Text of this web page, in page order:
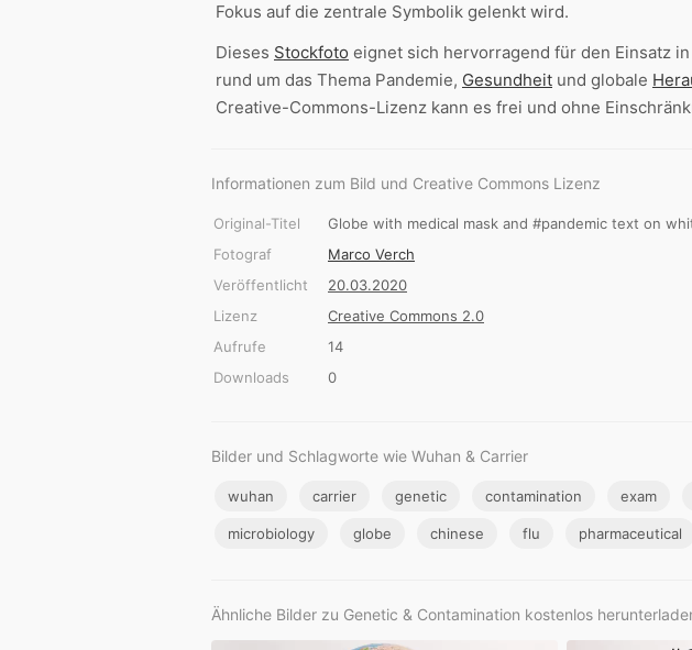
Fokus auf die zentrale Symbolik gelenkt wird.
Dieses Stockfoto eignet sich hervorragend für den Einsatz
rund um das Thema Pandemie, Gesundheit und globale
Creative-Commons-Lizenz kann es frei und ohne
Informationen zum Bild und Creative Commons Lizenz
Original-Titel
Globe with medical mask and #pandemic text on
Fotograf
Marco Verch
Veröffentlicht
20.03.2020
Lizenz
Creative Commons 2.0
Aufrufe
14
Downloads
0
Bilder und Schlagworte wie Wuhan & Carrier
wuhan carrier genetic contamination exam
microbiology globe chinese flu pharmaceutical
Ähnliche Bilder zu Genetic & Contamination kostenlos